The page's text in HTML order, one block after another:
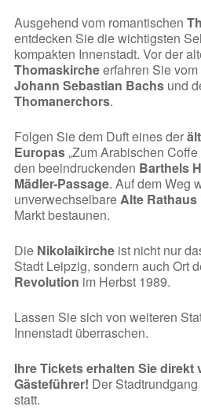
Ausgehend vom romantischen
entdecken Sie die wichtigsten
kompakten Innenstadt. Vor der
Thomaskircheerfahren Sie
Johann Sebastian Bachsund
Thomanerchors.
Folgen Sie dem Duft eines der
Europas„Zum Arabischen
den beeindruckenden Barthels
Mädler-Passage. Auf dem Weg
unverwechselbareAlte Rathaus
Markt bestaunen.
Die Nikolaikircheist nicht nur
Stadt Leipzig, sondern auch Ort
Revolution im Herbst 1989.
Lassen Sie sich von weiteren
Innenstadt überraschen.
Ihre Tickets erhalten Sie direkt
Gästeführer! Der
statt.